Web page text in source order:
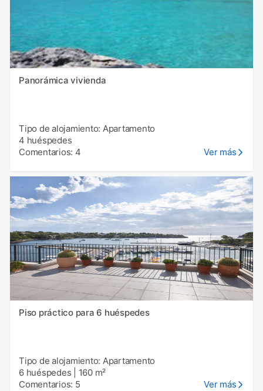
Panorámica vivienda
Tipo de alojamiento: Apartamento
4 huéspedes
Comentarios: 4
Ver más
Piso práctico para 6 huéspedes
Tipo de alojamiento: Apartamento
6 huéspedes
160 m²
Comentarios: 5
Ver más